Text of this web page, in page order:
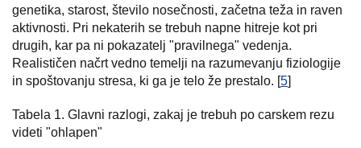
genetika, starost, število nosečnosti, začetna teža in raven
aktivnosti. Pri nekaterih se trebuh napne hitreje kot pri
drugih, kar pa ni pokazatelj "pravilnega" vedenja.
Realističen načrt vedno temelji na razumevanju fiziologije
in spoštovanju stresa, ki ga je telo že prestalo. [5]
Tabela 1. Glavni razlogi, zakaj je trebuh po carskem rezu
videti "ohlapen"